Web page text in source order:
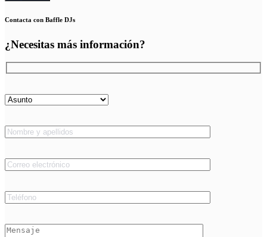
Contacta con Baffle DJs
¿Necesitas más información?